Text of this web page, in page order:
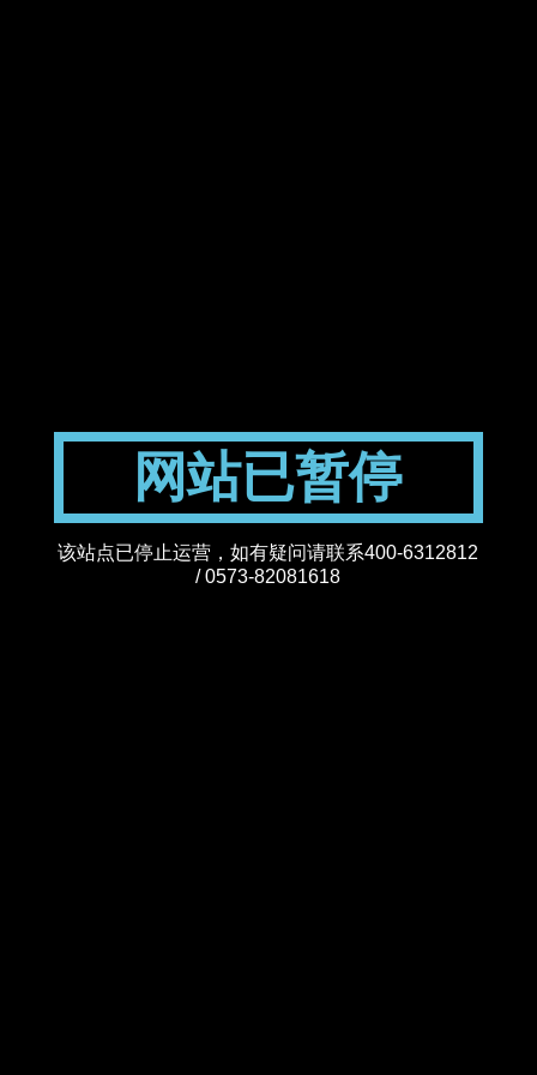
网站已暂停
该站点已停止运营，如有疑问请联系400-6312812
/ 0573-82081618